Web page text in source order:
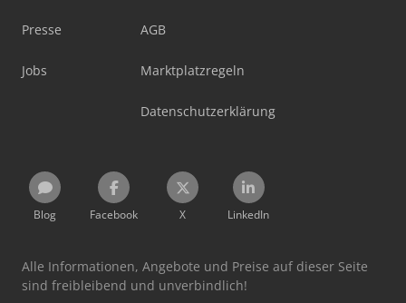
Presse
Jobs
AGB
Marktplatzregeln
Datenschutzerklärung
Blog Facebook X LinkedIn
Alle Informationen, Angebote und Preise auf dieser Seite
sind freibleibend und unverbindlich!